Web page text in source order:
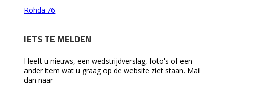
Rohda'76
IETS TE MELDEN
Heeft u nieuws, een wedstrijdverslag, foto's of een
ander item wat u graag op de website ziet staan. Mail
dan naar